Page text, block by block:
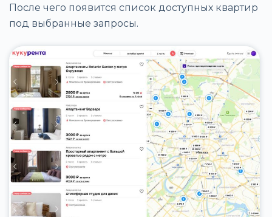
После чего появится список доступных квартир
под выбранные запросы.